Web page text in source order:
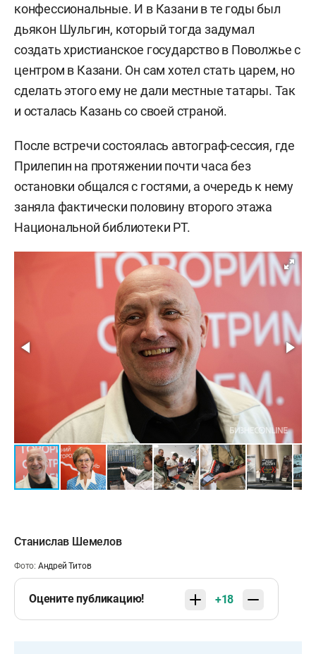
конфессиональные. И в Казани в те годы был
дьякон Шульгин, который тогда задумал
создать христианское государство в Поволжье с
центром в Казани. Он сам хотел стать царем, но
сделать этого ему не дали местные татары. Так
и осталась Казань со своей страной.
После встречи состоялась автограф-сессия, где
Прилепин на протяжении почти часа без
остановки общался с гостями, а очередь к нему
заняла фактически половину второго этажа
Национальной библиотеки РТ.
Станислав Шемелов
Фото: Андрей Титов
Оцените публикацию! +18